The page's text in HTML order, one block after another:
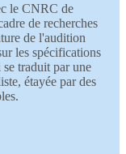
le CNRC de
de recherches
de l'audition
les spécifications
traduit par une
étayée par des